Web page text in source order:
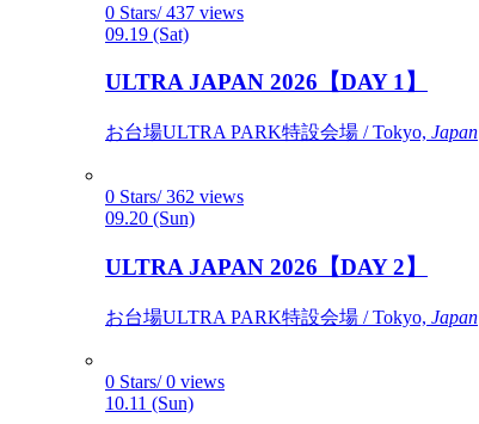
0 Stars/ 437 views
09.19 (Sat)
ULTRA JAPAN 2026【DAY 1】
お台場ULTRA PARK特設会場 / Tokyo, Japan
0 Stars/ 362 views
09.20 (Sun)
ULTRA JAPAN 2026【DAY 2】
お台場ULTRA PARK特設会場 / Tokyo, Japan
0 Stars/ 0 views
10.11 (Sun)